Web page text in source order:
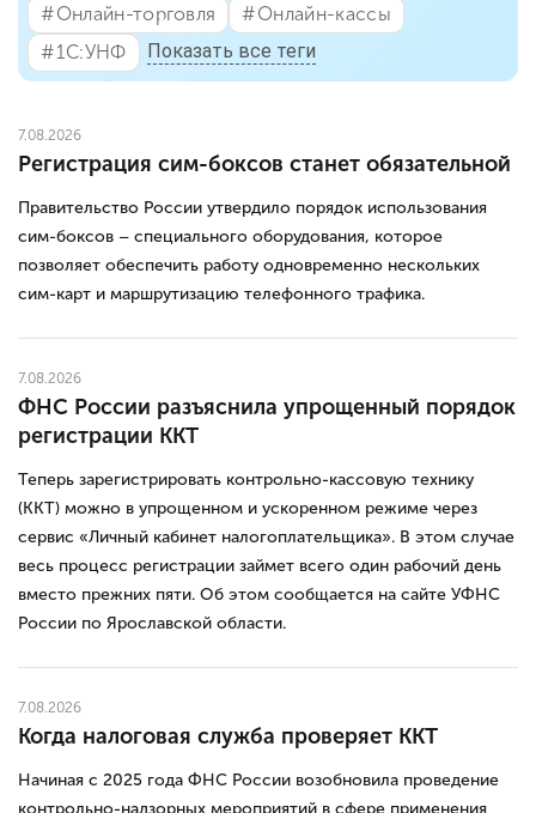
#⁣Онлайн-торговля
#⁣Онлайн-кассы
#⁣1С:УНФ
Показать все теги
7.08.2026
Регистрация сим-боксов станет обязательной
Правительство России утвердило порядок использования
сим-боксов – специального оборудования, которое
позволяет обеспечить работу одновременно нескольких
сим-карт и маршрутизацию телефонного трафика.
7.08.2026
ФНС России разъяснила упрощенный порядок
регистрации ККТ
Теперь зарегистрировать контрольно-кассовую технику
(ККТ) можно в упрощенном и ускоренном режиме через
сервис «Личный кабинет налогоплательщика». В этом случае
весь процесс регистрации займет всего один рабочий день
вместо прежних пяти. Об этом сообщается на сайте УФНС
России по Ярославской области.
7.08.2026
Когда налоговая служба проверяет ККТ
Начиная с 2025 года ФНС России возобновила проведение
контрольно-надзорных мероприятий в сфере применения